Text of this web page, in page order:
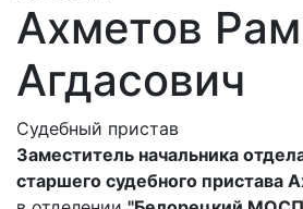
Ахметов
Агдасович
Судебный пристав
Заместитель начальника
старшего судебного пристава